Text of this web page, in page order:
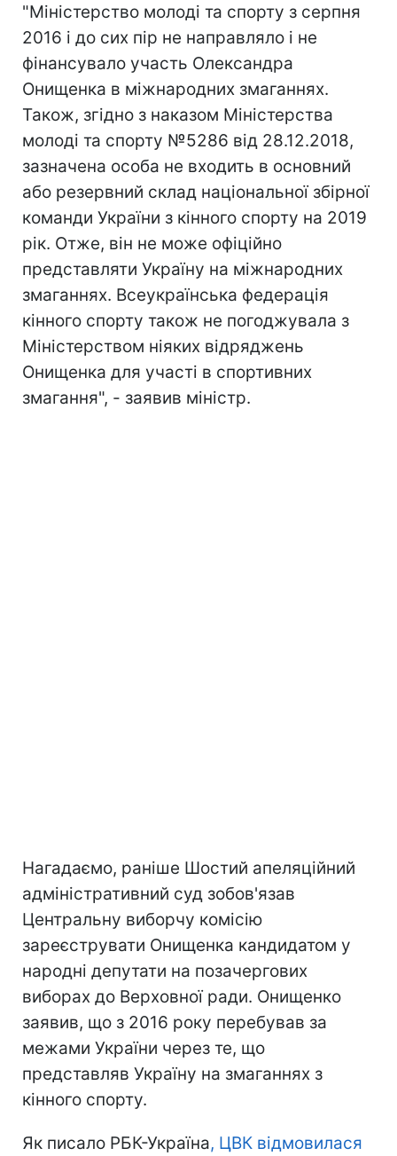
"Міністерство молоді та спорту з серпня
2016 і до сих пір не направляло і не
фінансувало участь Олександра
Онищенка в міжнародних змаганнях.
Також, згідно з наказом Міністерства
молоді та спорту №5286 від 28.12.2018,
зазначена особа не входить в основний
або резервний склад національної збірної
команди України з кінного спорту на 2019
рік. Отже, він не може офіційно
представляти Україну на міжнародних
змаганнях. Всеукраїнська федерація
кінного спорту також не погоджувала з
Міністерством ніяких відряджень
Онищенка для участі в спортивних
змагання", - заявив міністр.
Нагадаємо, раніше Шостий апеляційний
адміністративний суд зобов'язав
Центральну виборчу комісію
зареєструвати Онищенка кандидатом у
народні депутати на позачергових
виборах до Верховної ради. Онищенко
заявив, що з 2016 року перебував за
межами України через те, що
представляв Україну на змаганнях з
кінного спорту.
Як писало РБК-Україна, ЦВК відмовилася